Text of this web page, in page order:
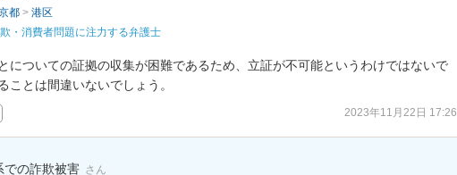
都 > 港区
・消費者問題に注力する弁護士
についての証拠の収集が困難であるため、立証が不可能というわけではないで
ことは間違いないでしょう。
2023年11月22日 17:26
での詐欺被害 さん